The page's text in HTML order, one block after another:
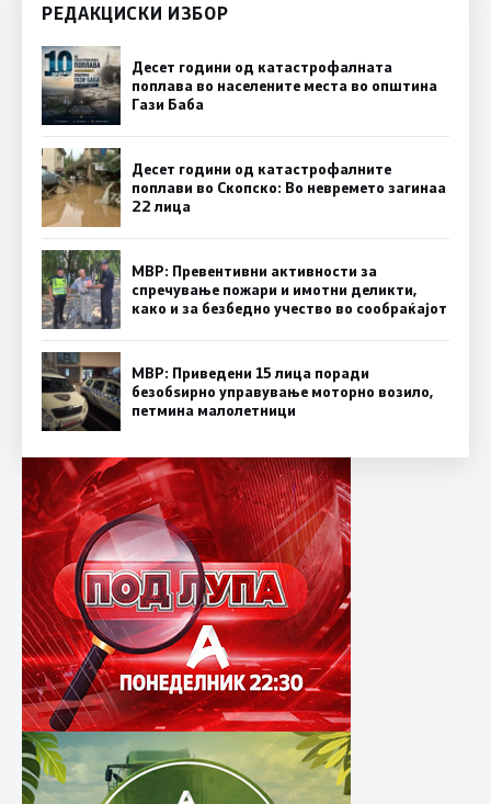
РЕДАКЦИСКИ ИЗБОР
Десет години од катастрофалната
поплава во населените места во општина
Гази Баба
Десет години од катастрофалните
поплави во Скопско: Во невремето загинаа
22 лица
МВР: Превентивни активности за
спречување пожари и имотни деликти,
како и за безбедно учество во сообраќајот
МВР: Приведени 15 лица поради
безобѕирно управување моторно возило,
петмина малолетници